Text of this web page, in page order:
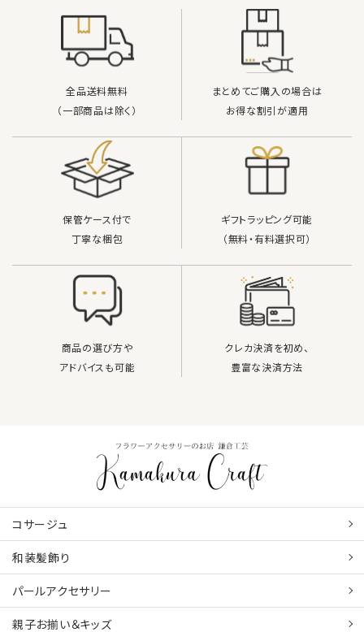
全品送料無料
（一部商品は除く）
まとめてご購入の場合は
お得な割引が適用
保管ケース付で
丁寧な梱包
ギフトラッピング可能
（無料・有料選択可）
商品の選び方や
アドバイスも可能
クレカ決済を初め、
豊富な決済方法
コサージュ
和装髪飾り
パールアクセサリー
親子お揃い＆キッズ